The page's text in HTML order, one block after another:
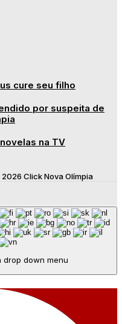
cure seu filho
por suspeita de
na TV
Click Nova Olímpia